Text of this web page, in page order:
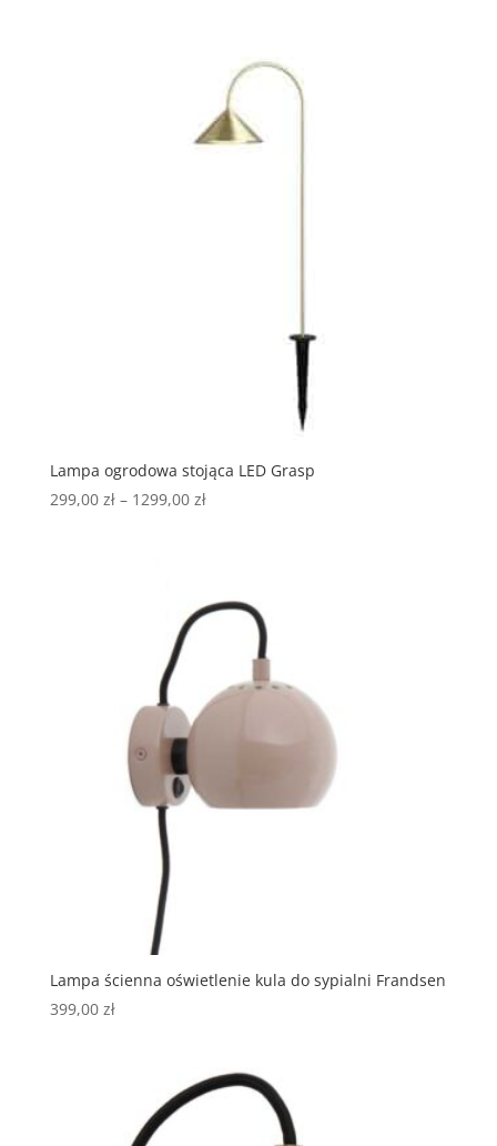
Lampa ogrodowa stojąca LED Grasp
299,00 zł– 1299,00 zł
Lampa ścienna oświetlenie kula do sypialni Frandsen
399,00 zł